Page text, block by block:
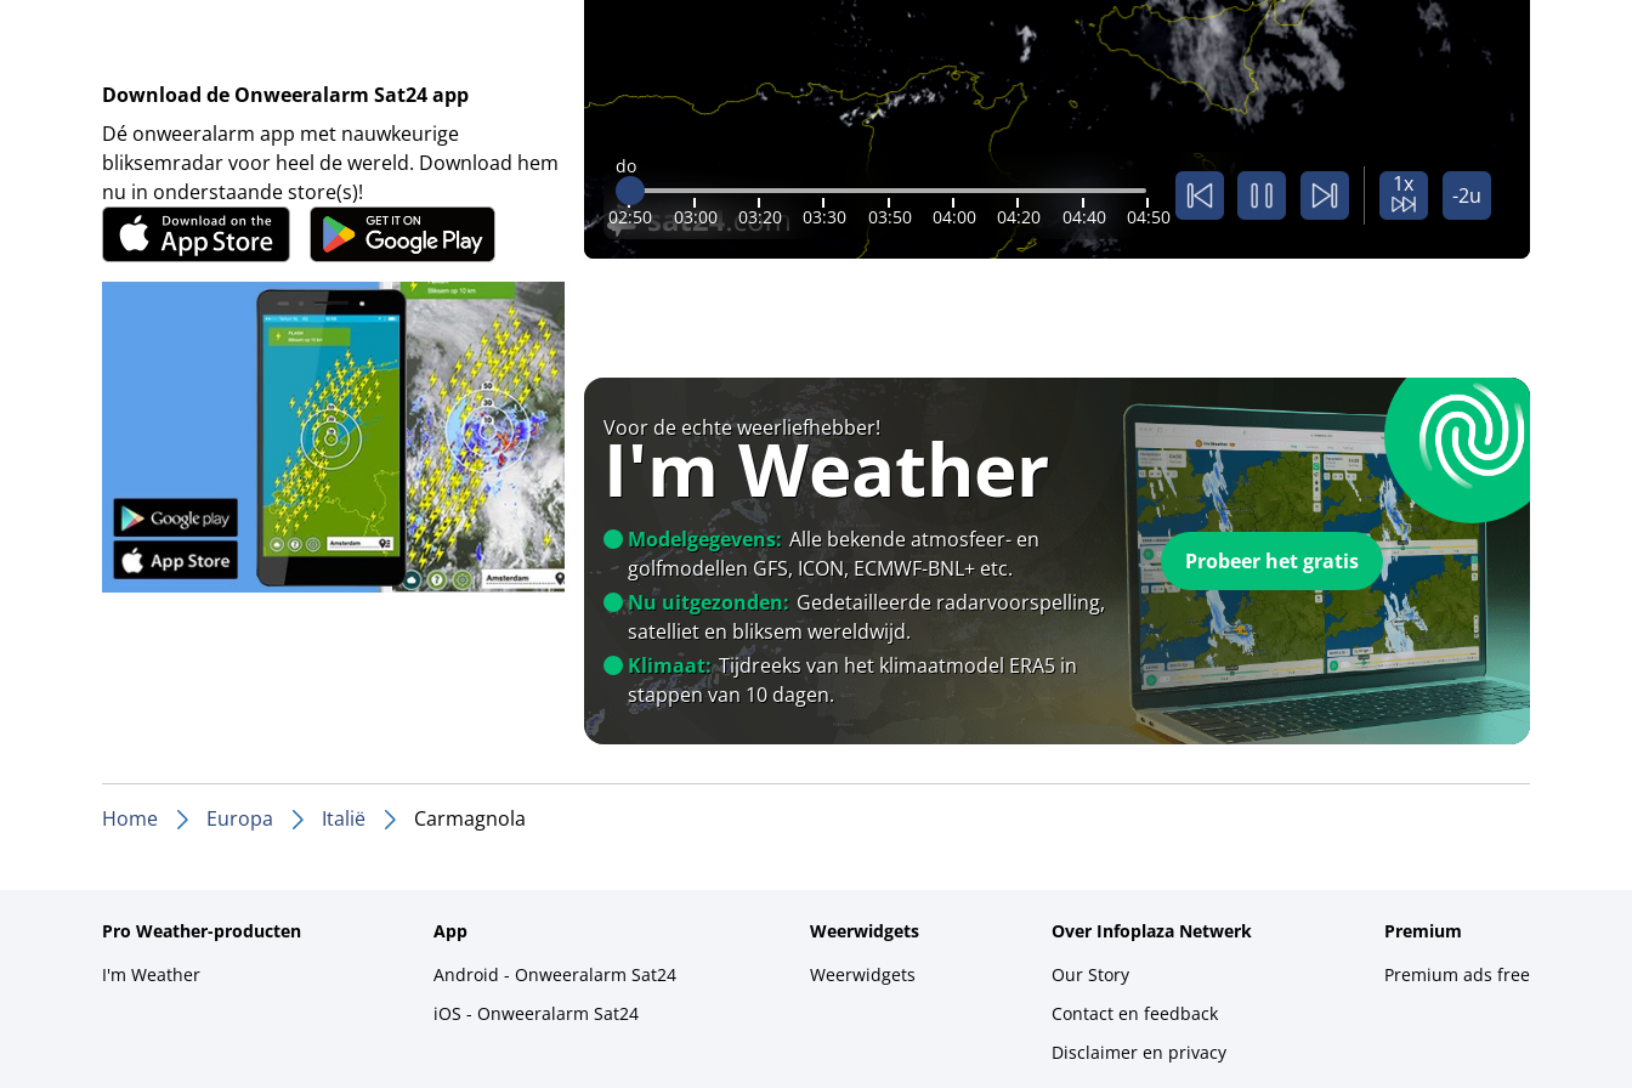
Download de Onweeralarm Sat24 app
Dé onweeralarm app met nauwkeurige
bliksemradar voor heel de wereld. Download hem
nu in onderstaande store(s)!
do
02:50 03:00 03:20 03:30 03:50 04:00 04:20 04:40 04:50
1x -2u
Voor de echte weerliefhebber!
I'm Weather
Modelgegevens: Alle bekende atmosfeer- en
golfmodellen GFS, ICON, ECMWF-BNL+ etc.
Nu uitgezonden: Gedetailleerde radarvoorspelling,
satelliet en bliksem wereldwijd.
Klimaat: Tijdreeks van het klimaatmodel ERA5 in
stappen van 10 dagen.
Probeer het gratis
Home Europa Italië Carmagnola
Pro Weather-producten
I'm Weather
App
Android - Onweeralarm Sat24
iOS - Onweeralarm Sat24
Weerwidgets
Weerwidgets
Over Infoplaza Netwerk
Our Story
Contact en feedback
Disclaimer en privacy
Premium
Premium ads free